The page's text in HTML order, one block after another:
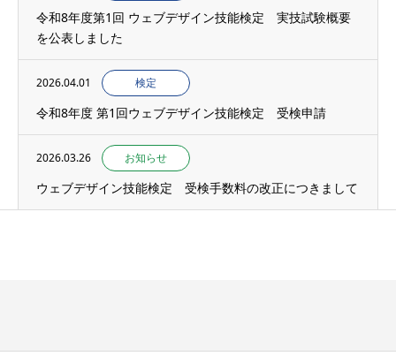
令和8年度第1回 ウェブデザイン技能検定 実技試験概要
を公表しました
2026.04.01 検定
令和8年度 第1回ウェブデザイン技能検定 受検申請
2026.03.26 お知らせ
ウェブデザイン技能検定 受検手数料の改正につきまして